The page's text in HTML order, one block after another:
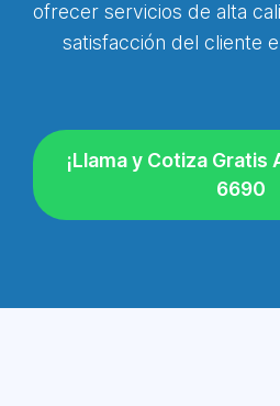
ofrecer servicios de alta
satisfacción del cliente
¡Llama y Cotiza
6690